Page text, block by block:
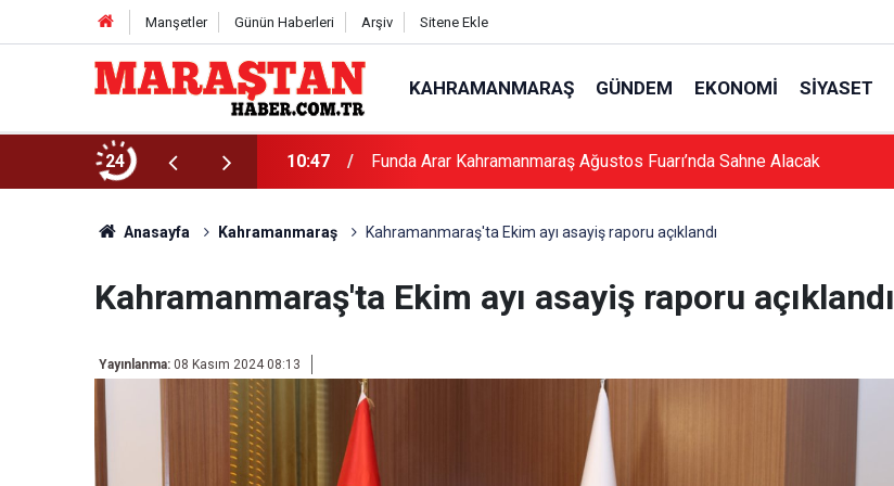
Manşetler Günün Haberleri Arşiv Sitene Ekle
KAHRAMANMARAŞ GÜNDEM EKONOMI SIYASET
24 10:47 Funda Arar Kahramanmaraş Ağustos Fuarı’nda Sahne Alacak
Anasayfa Kahramanmaraş Kahramanmaraş'ta Ekim ayı asayiş raporu açıklandı
Kahramanmaraş'ta Ekim ayı asayiş raporu açıklandı
Yayınlanma: 08 Kasım 2024 08:13